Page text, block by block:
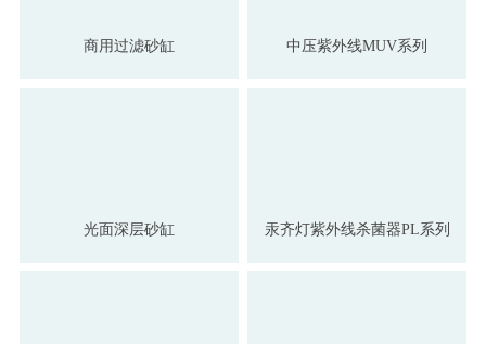
商用过滤砂缸 中压紫外线MUV系列
光面深层砂缸 汞齐灯紫外线杀菌器PL系列